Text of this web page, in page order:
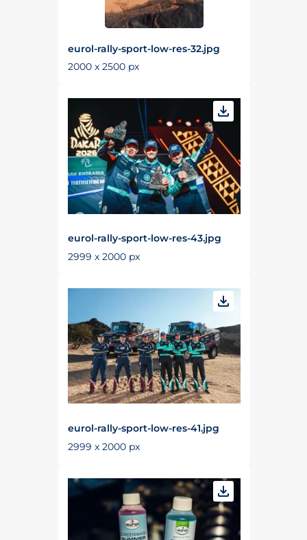
eurol-rally-sport-low-res-32.jpg
2000 x 2500 px
eurol-rally-sport-low-res-43.jpg
2999 x 2000 px
eurol-rally-sport-low-res-41.jpg
2999 x 2000 px